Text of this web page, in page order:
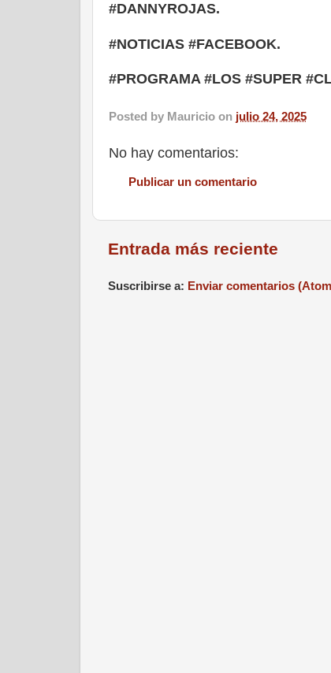
#DANNYROJAS.
#NOTICIAS #FACEBOOK.
#PROGRAMA #LOS #SUPER
Posted by Mauricio on julio 24, 2025
No hay comentarios:
Publicar un comentario
Entrada más reciente
Suscribirse a: Enviar comentarios